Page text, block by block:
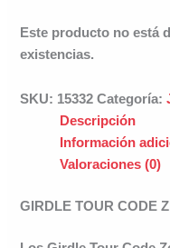
Este producto no está
existencias.
SKU: 15332 Categoría:
Descripción
Información
Valoraciones (0)
GIRDLE TOUR CODE